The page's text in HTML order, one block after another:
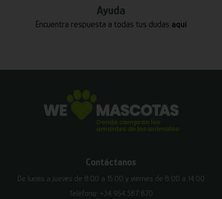
Ayuda
Encuentra respuesta a todas tus dudas aquí
Contáctanos
De lunes a jueves de 8:00 a 15:00 y viernes de 8:00 a 14:00
Teléfono: +34 954 587 870